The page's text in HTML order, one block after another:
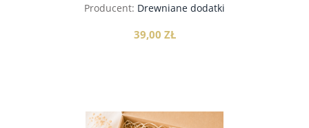
Producent: Drewniane dodatki
39,00 ZŁ